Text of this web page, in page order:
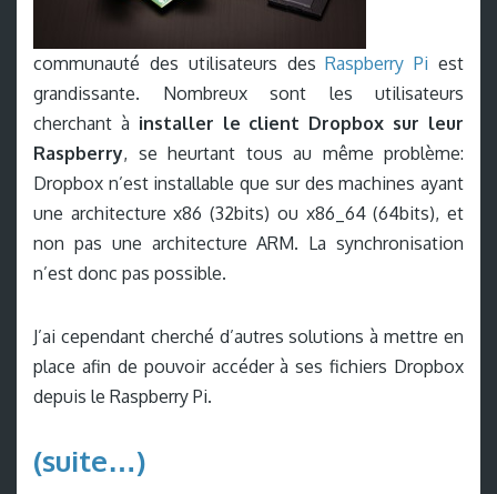
communauté des utilisateurs desRaspberry Pi est
grandissante. Nombreux sont les utilisateurs
cherchant à installer le client Dropbox sur leur
Raspberry, se heurtant tous au même problème:
Dropbox n’est installable que sur des machines ayant
une architecture x86 (32bits) ou x86_64 (64bits), et
non pas une architecture ARM. La synchronisation
n’est donc pas possible.
J’ai cependant cherché d’autres solutions à mettre en
place afin de pouvoir accéder à ses fichiers Dropbox
depuis le Raspberry Pi.
(suite…)